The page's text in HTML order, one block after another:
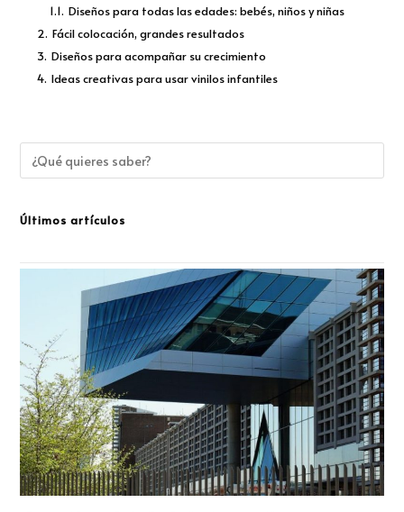
1.1. Diseños para todas las edades: bebés, niños y niñas
2. Fácil colocación, grandes resultados
3. Diseños para acompañar su crecimiento
4. Ideas creativas para usar vinilos infantiles
Últimos artículos